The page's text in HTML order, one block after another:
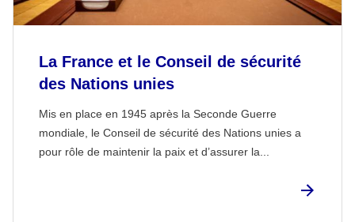
La France et le Conseil de sécurité
des Nations unies
Mis en place en 1945 après la Seconde Guerre
mondiale, le Conseil de sécurité des Nations unies a
pour rôle de maintenir la paix et d’assurer la...